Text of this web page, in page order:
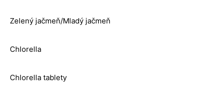
Zelený jačmeň/Mladý jačmeň
Chlorella
Chlorella tablety